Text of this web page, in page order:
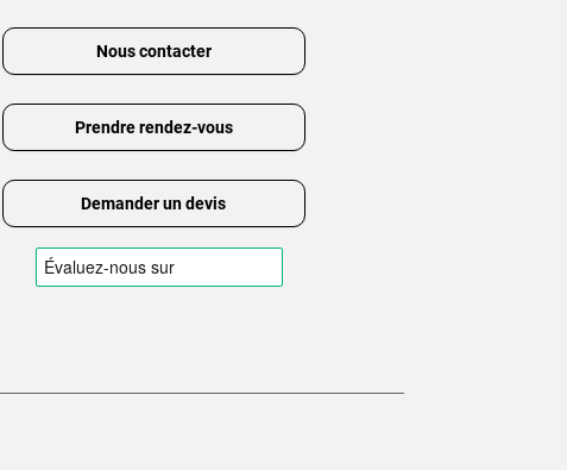
Nous contacter
Prendre rendez-vous
Demander un devis